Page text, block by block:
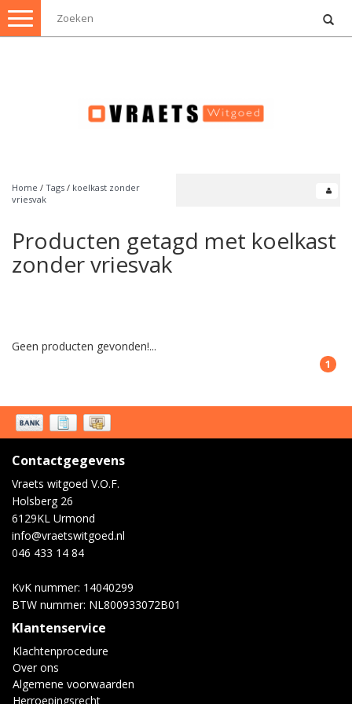
Toggle
navigation
Home / Tags / koelkast zonder
vriesvak
Producten getagd met koelkast
zonder vriesvak
Geen producten gevonden!...
1
Contactgegevens
Vraets witgoed V.O.F.
Holsberg 26
6129KL Urmond
info@vraetswitgoed.nl
046 433 14 84
KvK nummer: 14040299
BTW nummer: NL800933072B01
Klantenservice
Klachtenprocedure
Over ons
Algemene voorwaarden
Herroepingsrecht